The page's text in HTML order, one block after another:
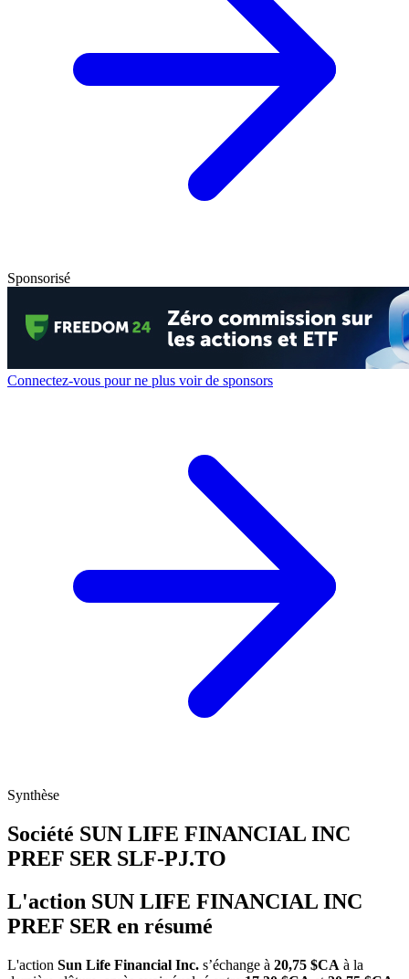
Sponsorisé
Connectez-vous pour ne plus voir de sponsors
Synthèse
Société SUN LIFE FINANCIAL INC
PREF SER SLF-PJ.TO
L'action SUN LIFE FINANCIAL INC
PREF SER en résumé
L'action Sun Life Financial Inc. s’échange à 20,75 $CA à la